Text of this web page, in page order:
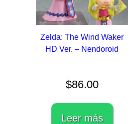
Zelda: The Wind Waker
HD Ver. – Nendoroid
$86.00
Leer más